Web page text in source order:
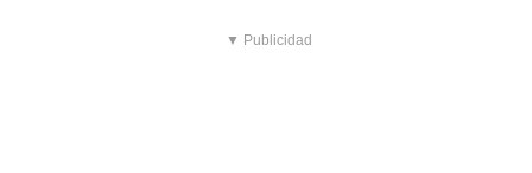
▼ Publicidad